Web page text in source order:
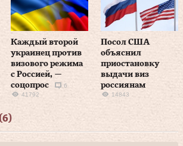
Каждый второй
украинец против
визового режима
с Россией, —
соцопрос
6
41792
Посол США
объяснил
приостановку
выдачи виз
россиянам
14843
(6)